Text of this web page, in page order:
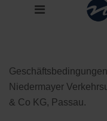
Niedermayer
& Co KG, Passau.